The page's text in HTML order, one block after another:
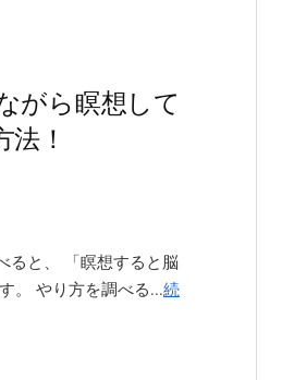
がら瞑想して
！
ると、 「瞑想すると脳
。 やり方を調べる...続